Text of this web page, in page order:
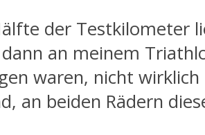
der Testkilometer
an meinem
waren, nicht wirklich
an beiden Rädern